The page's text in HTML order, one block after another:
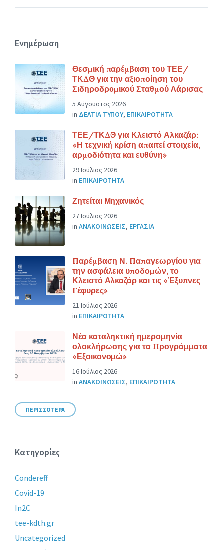
Ενημέρωση
Θεσμική παρέμβαση του ΤΕΕ/
ΤΚΔΘ για την αξιοποίηση του
Σιδηροδρομικού Σταθμού Λάρισας
5 Αύγουστος 2026
in ΔΕΛΤΙΑ ΤΥΠΟΥ, ΕΠΙΚΑΙΡΟΤΗΤΑ
ΤΕΕ/ΤΚΔΘ για Κλειστό Αλκαζάρ:
«Η τεχνική κρίση απαιτεί στοιχεία,
αρμοδιότητα και ευθύνη»
29 Ιούλιος 2026
in ΕΠΙΚΑΙΡΟΤΗΤΑ
Ζητείται Μηχανικός
27 Ιούλιος 2026
in ΑΝΑΚΟΙΝΩΣΕΙΣ, ΕΡΓΑΣΙΑ
Παρέμβαση Ν. Παπαγεωργίου για
την ασφάλεια υποδομών, το
Κλειστό Αλκαζάρ και τις «Έξυπνες
Γέφυρες»
21 Ιούλιος 2026
in ΕΠΙΚΑΙΡΟΤΗΤΑ
Νέα καταληκτική ημερομηνία
ολοκλήρωσης για τα Προγράμματα
«Εξοικονομώ»
16 Ιούλιος 2026
in ΑΝΑΚΟΙΝΩΣΕΙΣ, ΕΠΙΚΑΙΡΟΤΗΤΑ
ΠΕΡΙΣΣΟΤΕΡΑ
Κατηγορίες
Condereff
Covid-19
In2C
tee-kdth.gr
Uncategorized